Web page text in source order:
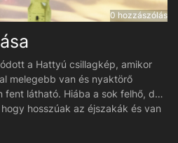
0 hozzászólás
a Hattyú csillagkép, amikor
melegebb van és nyaktörő
fent látható. Hiába a sok felhő, de
hosszúak az éjszakák és van
lenne, de valójában a 20 centi